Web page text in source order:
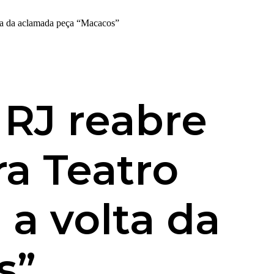
aclamada peça “Macacos”
reabre
Teatro
a volta da